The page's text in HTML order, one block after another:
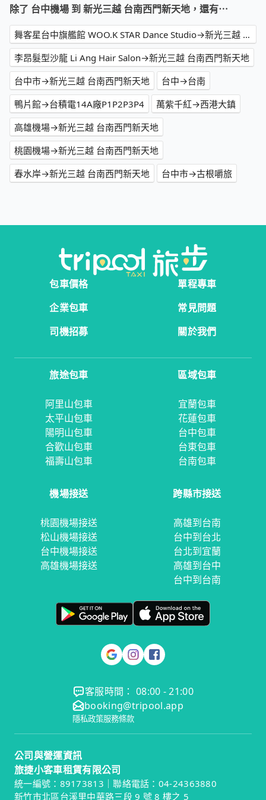
除了 台中機場 到 新光三越 台南西門新天地，還有⋯
舞客星台中旗艦館 WOO.K STAR Dance Studio→新光三越 台南西門新天地
李昂髮型沙龍 Li Ang Hair Salon→新光三越 台南西門新天地
台中市→新光三越 台南西門新天地
台中→台南
鴨片館→台積電14A廠P1P2P3P4
萬紫千紅→西港大鎮
高雄機場→新光三越 台南西門新天地
桃園機場→新光三越 台南西門新天地
春水岸→新光三越 台南西門新天地
台中市→古根嚼旅
包車價格
單程專車
企業包車
常見問題
司機招募
關於我們
旅途包車
阿里山包車
太平山包車
陽明山包車
合歡山包車
福壽山包車
區域包車
宜蘭包車
花蓮包車
台中包車
台東包車
台南包車
機場接送
桃園機場接送
松山機場接送
台中機場接送
高雄機場接送
跨縣市接送
高雄到台南
台中到台北
台北到宜蘭
高雄到台中
台中到台南
客服時間： 08:00 - 21:00
booking@tripool.app
隱私政策服務條款
公司與營運資訊
旅捷小客車租賃有限公司
統一編號：89173813｜聯絡電話：04-24363880
新竹市北區台溪里中華路三段 9 號 8 樓之 5